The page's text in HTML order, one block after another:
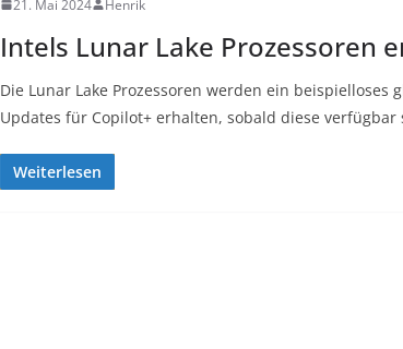
21. Mai 2024 Henrik
Intels Lunar Lake Prozessoren
Die Lunar Lake Prozessoren werden ein beispielloses
Updates für Copilot+ erhalten, sobald diese verfügbar
Weiterlesen